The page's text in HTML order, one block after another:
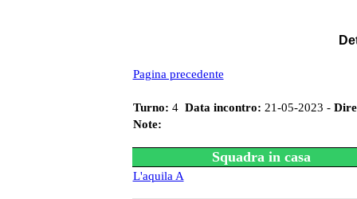
Pagina precedente
Turno: 4 Data incontro: 21-05-2023 -
Note:
Squadra in casa
L'aquila A